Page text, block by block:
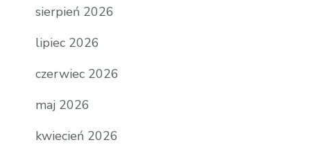
sierpień 2026
lipiec 2026
czerwiec 2026
maj 2026
kwiecień 2026